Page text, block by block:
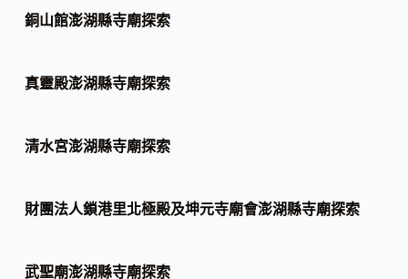
銅山館澎湖縣寺廟探索
真靈殿澎湖縣寺廟探索
清水宮澎湖縣寺廟探索
財團法人鎖港里北極殿及坤元寺廟會澎湖縣寺廟探索
武聖廟澎湖縣寺廟探索